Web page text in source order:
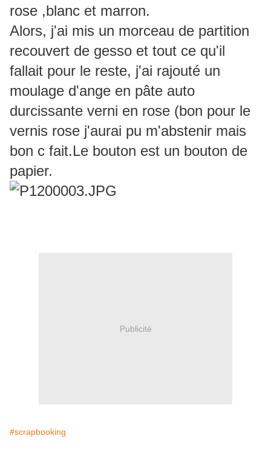
rose ,blanc et marron.
Alors, j'ai mis un morceau de partition
recouvert de gesso et tout ce qu'il
fallait pour le reste, j'ai rajouté un
moulage d'ange en pâte auto
durcissante verni en rose (bon pour le
vernis rose j'aurai pu m'abstenir mais
bon c fait.Le bouton est un bouton de
papier.
Publicité
#scrapbooking